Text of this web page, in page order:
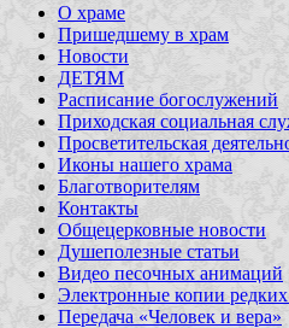
О храме
Пришедшему в храм
Новости
ДЕТЯМ
Расписание богослужений
Приходская социальная
Просветительская
Иконы нашего храма
Благотворителям
Контакты
Общецерковные новости
Душеполезные статьи
Видео песочных анимаций
Электронные копии
Передача «Человек и вера»